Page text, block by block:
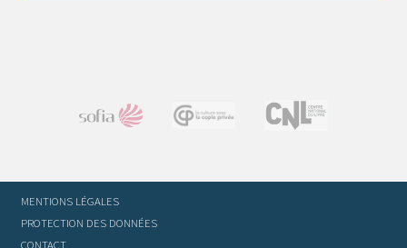
MENTIONS LÉGALES
PROTECTION DES DONNÉES
CONTACT